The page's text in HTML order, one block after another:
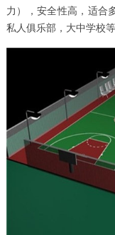
力），安全性高，适合
私人俱乐部，大中学校等